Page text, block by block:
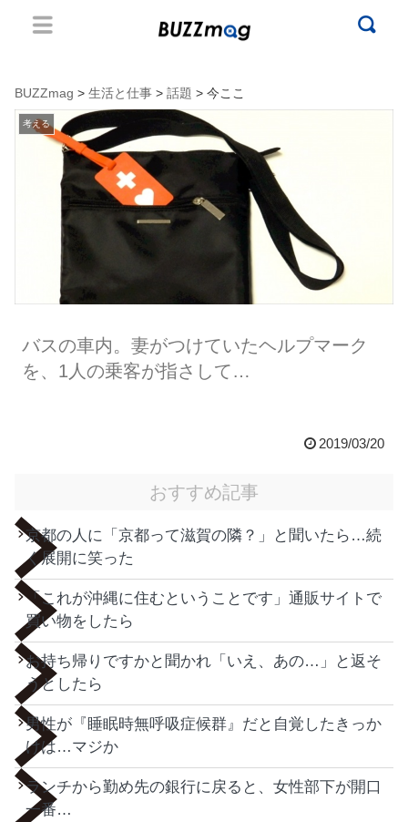
BUZZmag > 生活と仕事 > 話題 > 今ここ
考える
バスの車内。妻がつけていたヘルプマーク
を、1人の乗客が指さして…
2019/03/20
おすすめ記事
京都の人に「京都って滋賀の隣？」と聞いたら…続
く展開に笑った
「これが沖縄に住むということです」通販サイトで
買い物をしたら
お持ち帰りですかと聞かれ「いえ、あの…」と返そ
うとしたら
男性が『睡眠時無呼吸症候群』だと自覚したきっか
けは…マジか
ランチから勤め先の銀行に戻ると、女性部下が開口
一番…